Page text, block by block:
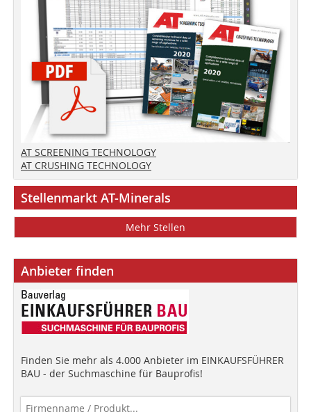
AT SCREENING TECHNOLOGY
AT CRUSHING TECHNOLOGY
Stellenmarkt AT-Minerals
Mehr Stellen
Anbieter finden
Finden Sie mehr als 4.000 Anbieter im EINKAUFSFÜHRER
BAU - der Suchmaschine für Bauprofis!